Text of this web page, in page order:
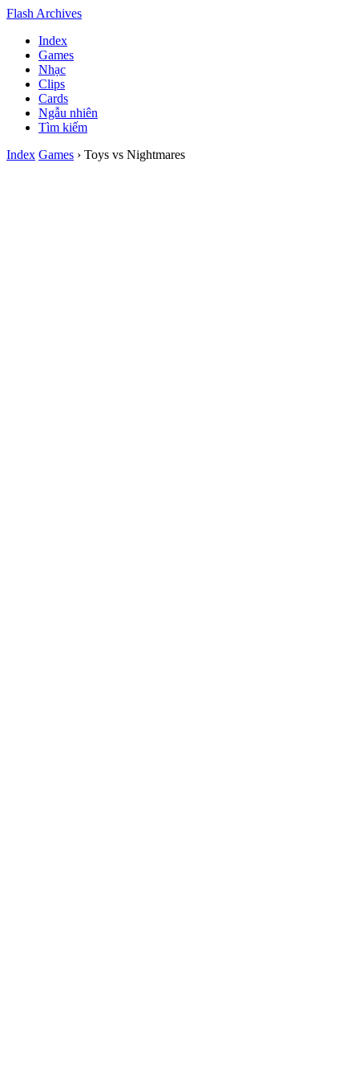
Flash Archives
Index
Games
Nhạc
Clips
Cards
Ngẫu nhiên
Tìm kiếm
Index Games › Toys vs Nightmares